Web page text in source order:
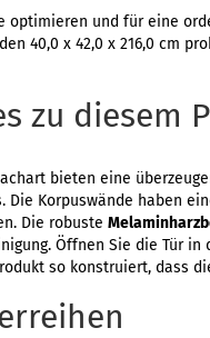
optimieren und für eine
40,0 x 42,0 x 216,0 cm
zu diesem
bieten eine
Korpuswände haben
Die robuste
Öffnen Sie die Tür
so konstruiert, dass